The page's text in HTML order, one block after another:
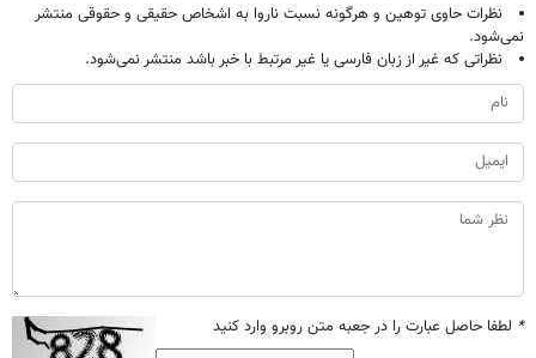
نظرات حاوی توهین و هرگونه نسبت ناروا به اشخاص حقیقی و حقوقی منتشر
نمی‌شود.
نظراتی که غیر از زبان فارسی یا غیر مرتبط با خبر باشد منتشر نمی‌شود.
* لطفا حاصل عبارت را در جعبه متن روبرو وارد کنید